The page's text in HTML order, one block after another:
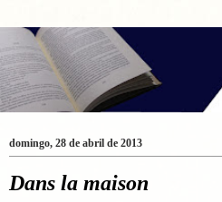
domingo, 28 de abril de 2013
Dans la maison